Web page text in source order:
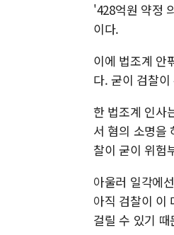
'428억원 약정
이다.
이에 법조계 안
다. 굳이 검찰
한 법조계 인사
서 혐의 소명을
찰이 굳이 위험
아울러 일각에
아직 검찰이 이
걸릴 수 있기 때